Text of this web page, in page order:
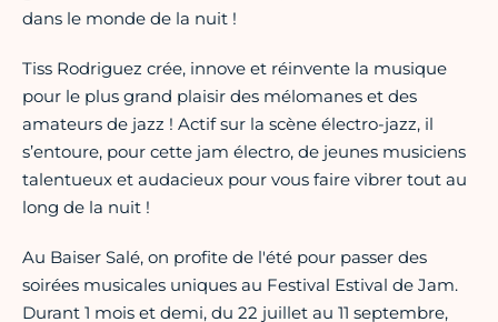
dans le monde de la nuit !
Tiss Rodriguez crée, innove et réinvente la musique
pour le plus grand plaisir des mélomanes et des
amateurs de jazz ! Actif sur la scène électro-jazz, il
s’entoure, pour cette jam électro, de jeunes musiciens
talentueux et audacieux pour vous faire vibrer tout au
long de la nuit !
Au Baiser Salé, on profite de l'été pour passer des
soirées musicales uniques au Festival Estival de Jam.
Durant 1 mois et demi, du 22 juillet au 11 septembre,